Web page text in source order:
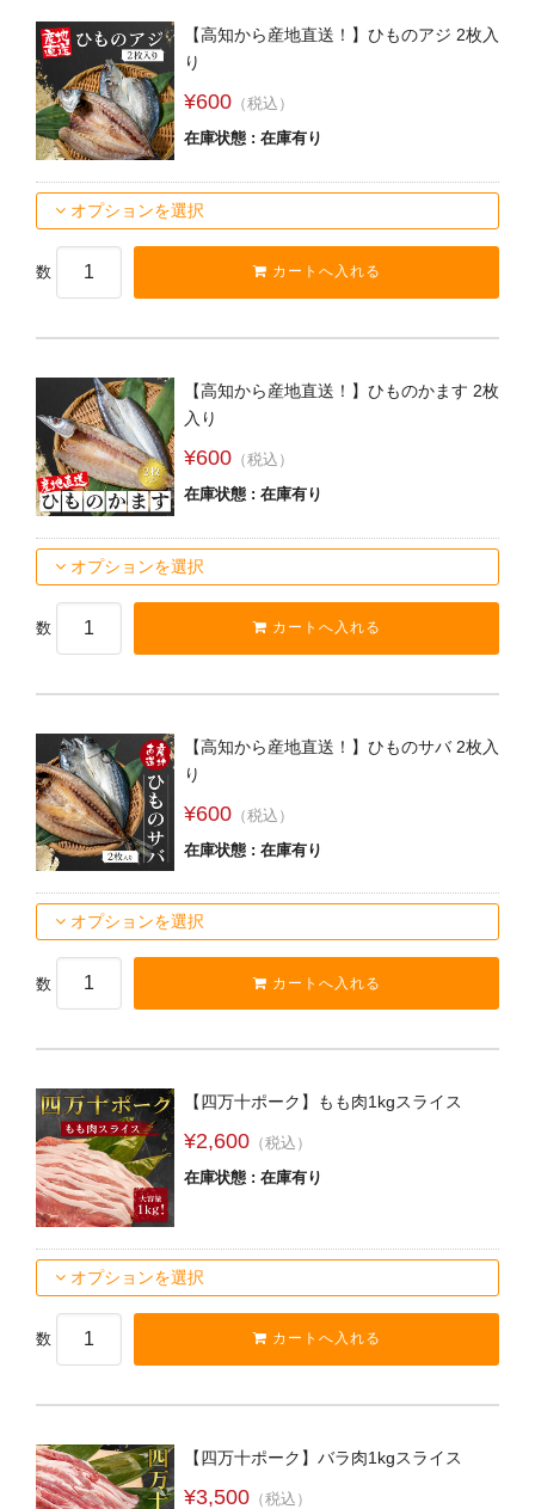
【高知から産地直送！】ひものアジ 2枚入
り
¥600（税込）
在庫状態 : 在庫有り
オプションを選択
数
【高知から産地直送！】ひものかます 2枚
入り
¥600（税込）
在庫状態 : 在庫有り
オプションを選択
数
【高知から産地直送！】ひものサバ 2枚入
り
¥600（税込）
在庫状態 : 在庫有り
オプションを選択
数
【四万十ポーク】もも肉1kgスライス
¥2,600（税込）
在庫状態 : 在庫有り
オプションを選択
数
【四万十ポーク】バラ肉1kgスライス
¥3,500（税込）